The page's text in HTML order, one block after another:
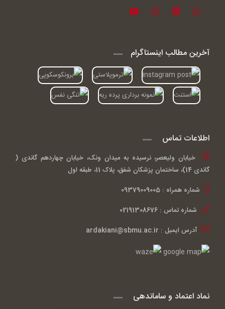
آخرین مطالب اینستاگرام
اطلاعات تماس
خیابان ولیعصر، نرسیده به میدان ونک، خیابان چهاردهم گاندی (
گاندی 14)، ساختمان پزشکان شفق، پلاک 11، طبقه اول
شماره همراه : 09379009005
شماره تماس : 02191308676
آدرس ایمیل : ardakiani@sbmu.ac.ir
نماد اعتماد و ساماندهی